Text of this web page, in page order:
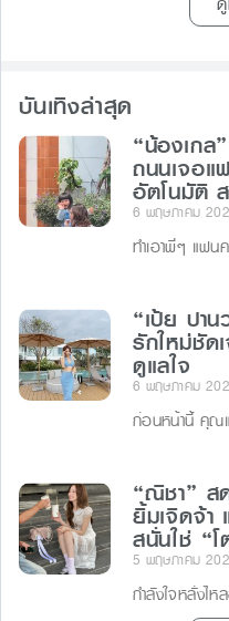
บันเทิงล่าสุด
“น้องเกล
ถนนเจอแ
อัตโนมัติ
6 พฤษภาคม
ทำเอาพี่ๆ แฟน
“เป้ย ปาน
รักใหม่ชัด
ดูแลใจ
6 พฤษภาคม
ก่อนหน้านี้ คุณ
“ณิชา” ส
ยิ้มเจิดจ้า
สนั่นใช่ “โ
5 พฤษภาคม
กำลังใจหลั่งไ